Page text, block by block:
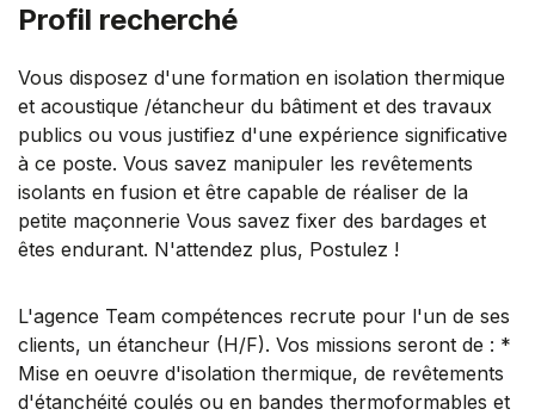
Profil recherché
Vous disposez d'une formation en isolation thermique
et acoustique /étancheur du bâtiment et des travaux
publics ou vous justifiez d'une expérience significative
à ce poste. Vous savez manipuler les revêtements
isolants en fusion et être capable de réaliser de la
petite maçonnerie Vous savez fixer des bardages et
êtes endurant. N'attendez plus, Postulez !
L'agence Team compétences recrute pour l'un de ses
clients, un étancheur (H/F). Vos missions seront de : *
Mise en oeuvre d'isolation thermique, de revêtements
d'étanchéité coulés ou en bandes thermoformables et